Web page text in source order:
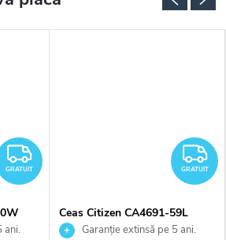
GRATUIT
GRATUIT
ani.
GRATUIT
Ceas Citizen CA4691-59L
Garanție extinsă pe 5 ani.